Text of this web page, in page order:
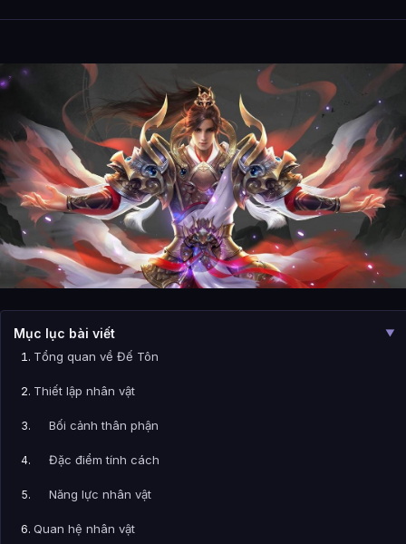
Mục lục bài viết ▼
Tổng quan về Đế Tôn
Thiết lập nhân vật
Bối cảnh thân phận
Đặc điểm tính cách
Năng lực nhân vật
Quan hệ nhân vật